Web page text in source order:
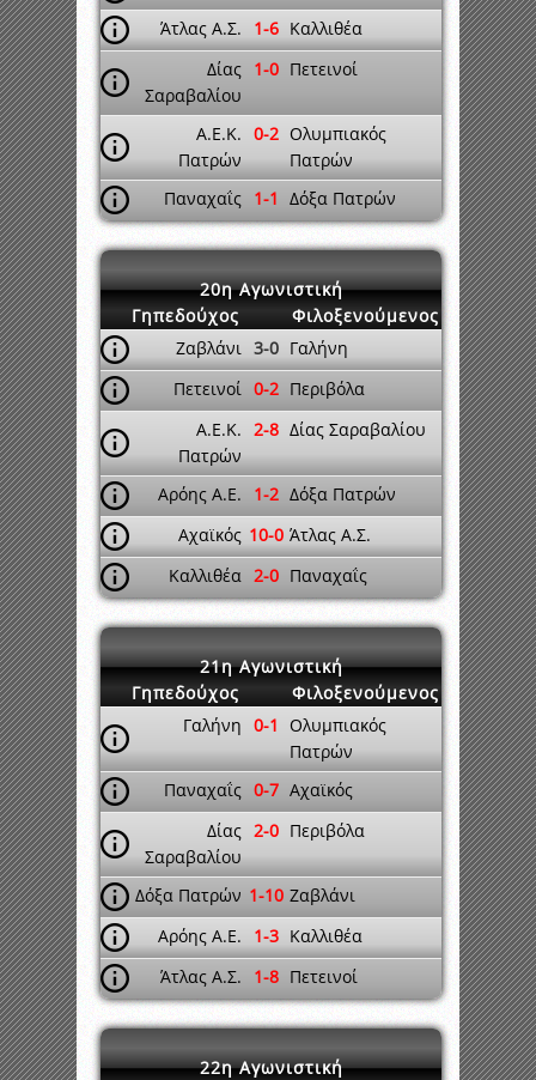
Άτλας Α.Σ.
1-6 Καλλιθέα
Δίας
Σαραβαλίου
1-0 Πετεινοί
Α.Ε.Κ.
Πατρών
0-2 Ολυμπιακός
Πατρών
Παναχαΐς 1-1 Δόξα Πατρών
20η Αγωνιστική
Γηπεδούχος
Φιλοξενούμενος
Ζαβλάνι 3-0 Γαλήνη
Πετεινοί 0-2 Περιβόλα
Α.Ε.Κ.
Πατρών
2-8 Δίας Σαραβαλίου
Αρόης Α.Ε. 1-2 Δόξα Πατρών
Αχαϊκός 10-0 Άτλας Α.Σ.
Καλλιθέα 2-0 Παναχαΐς
21η Αγωνιστική
Γηπεδούχος
Φιλοξενούμενος
Γαλήνη 0-1 Ολυμπιακός
Πατρών
Παναχαΐς 0-7 Αχαϊκός
Δίας
Σαραβαλίου
2-0 Περιβόλα
Δόξα Πατρών 1-10 Ζαβλάνι
Αρόης Α.Ε.
1-3 Καλλιθέα
Άτλας Α.Σ.
1-8 Πετεινοί
22η Αγωνιστική